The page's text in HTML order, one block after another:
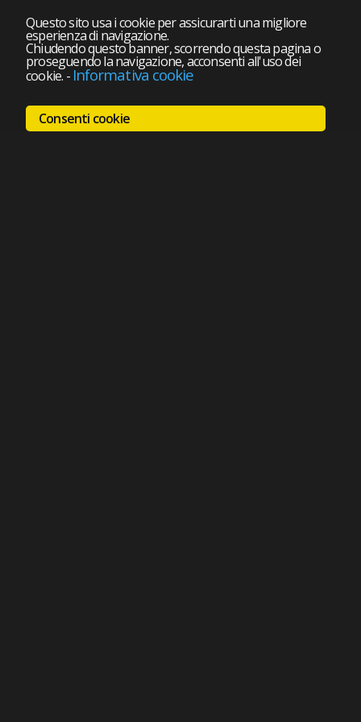
Questo sito usa i cookie per assicurarti una migliore
esperienza di navigazione.
Chiudendo questo banner, scorrendo questa pagina o
proseguendo la navigazione, acconsenti all'uso dei
cookie. - Informativa cookie
Consenti cookie